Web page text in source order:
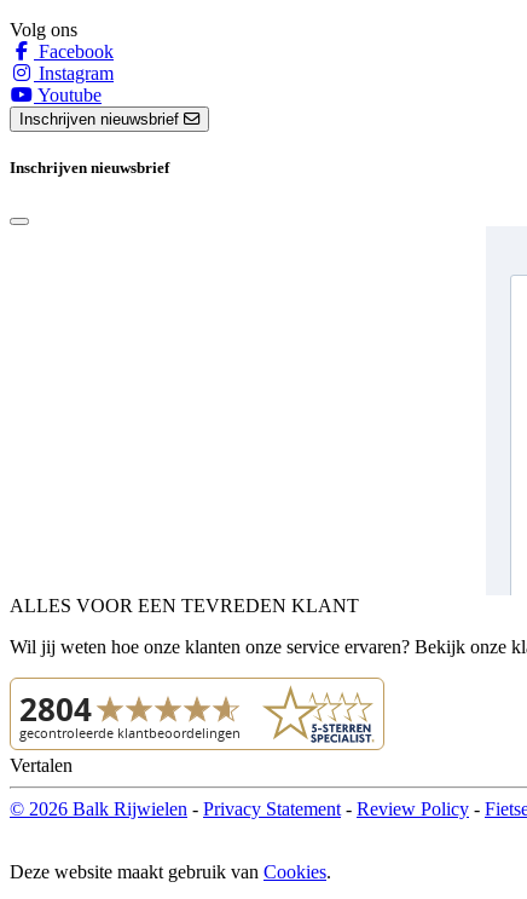
Volg ons
Facebook
Instagram
Youtube
Inschrijven nieuwsbrief
Inschrijven nieuwsbrief
ALLES VOOR EEN TEVREDEN KLANT
Wil jij weten hoe onze klanten onze service ervaren? Bekijk onze
Vertalen
© 2026 Balk Rijwielen - Privacy Statement - Review Policy -
Deze website maakt gebruik van Cookies.